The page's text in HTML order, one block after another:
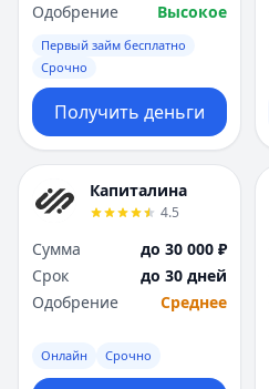
Одобрение
Высокое
Первый займ бесплатно
Срочно
Получить деньги
Капиталина
4.5
Сумма
до 30 000 ₽
Срок
до 30 дней
Одобрение
Среднее
Онлайн Срочно